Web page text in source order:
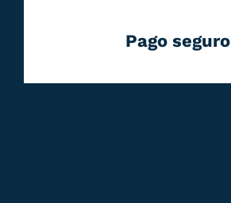
Pago seguro